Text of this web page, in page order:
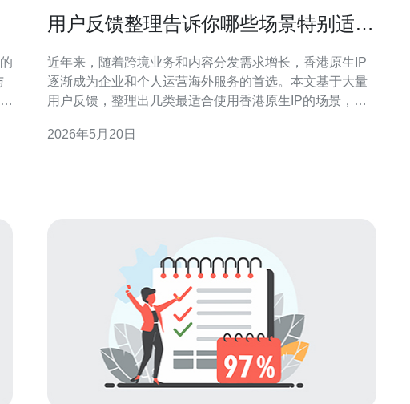
用户反馈整理告诉你哪些场景特别适合
近年来，随着跨境业务和内容分发需求增长，香港原生IP
逐渐成为企业和个人运营海外服务的首选。本文基于大量
用户反馈，整理出几类最适合使用香港原生IP的场景，并
术要点给出购买建议。 场景一：面向中国大陆和东南亚的
2026年5月20日